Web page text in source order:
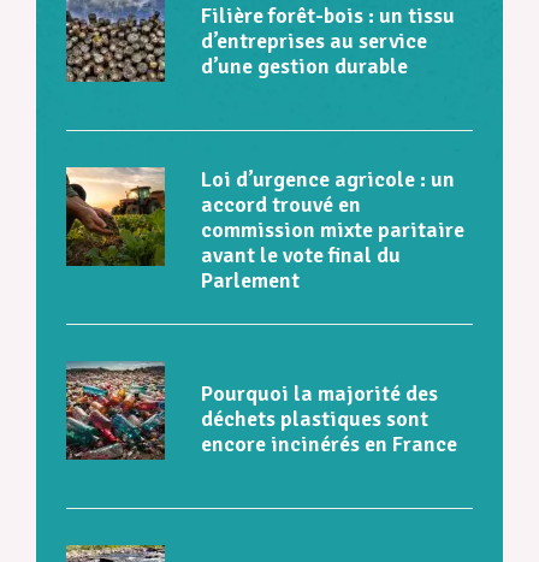
Filière forêt-bois : un tissu
d’entreprises au service
d’une gestion durable
Loi d’urgence agricole : un
accord trouvé en
commission mixte paritaire
avant le vote final du
Parlement
Pourquoi la majorité des
déchets plastiques sont
encore incinérés en France